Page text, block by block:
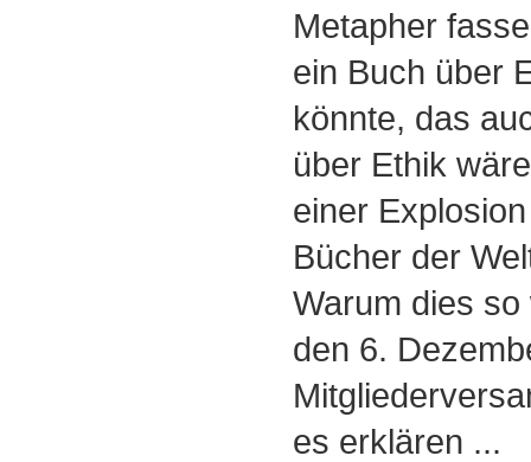
Metapher
ein Buch über
könnte, das
über Ethik
einer
Bücher der
Warum dies
den 6.
es erklären ...